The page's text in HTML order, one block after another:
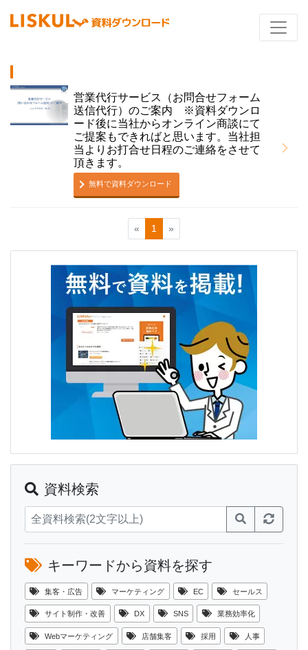
営業代行サービス（お問合せフォーム
送信代行）のご案内 ※資料ダウンロ
ード後に当社からオンライン商談にて
ご提案もできればと思います。当社担
当よりお打合せ日程のご連絡をさせて
頂きます。
無料で資料ダウンロード
« 1 »
資料検索
キーワードから資料を探す
集客・広告 マーケティング EC セールス
サイト制作・改善 DX SNS 業務効率化
Webマーケティング 店舗集客 採用 人事